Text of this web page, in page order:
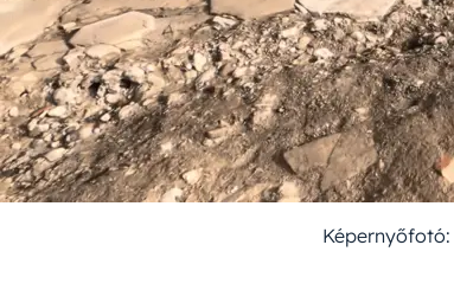
Képernyőfotó: